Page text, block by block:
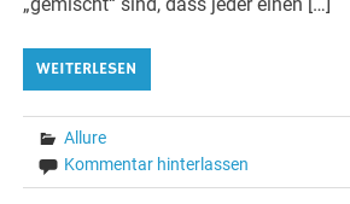
WEITERLESEN
Allure
Kommentar hinterlassen